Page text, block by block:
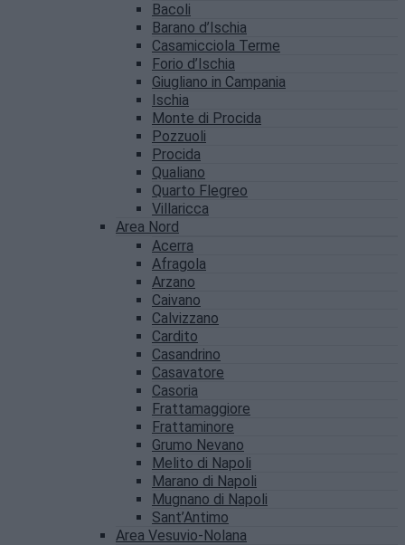
Bacoli
Barano d’Ischia
Casamicciola Terme
Forio d’Ischia
Giugliano in Campania
Ischia
Monte di Procida
Pozzuoli
Procida
Qualiano
Quarto Flegreo
Villaricca
Area Nord
Acerra
Afragola
Arzano
Caivano
Calvizzano
Cardito
Casandrino
Casavatore
Casoria
Frattamaggiore
Frattaminore
Grumo Nevano
Melito di Napoli
Marano di Napoli
Mugnano di Napoli
Sant’Antimo
Area Vesuvio-Nolana